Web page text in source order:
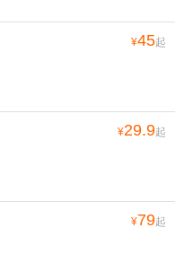
¥45起
¥29.9起
¥79起